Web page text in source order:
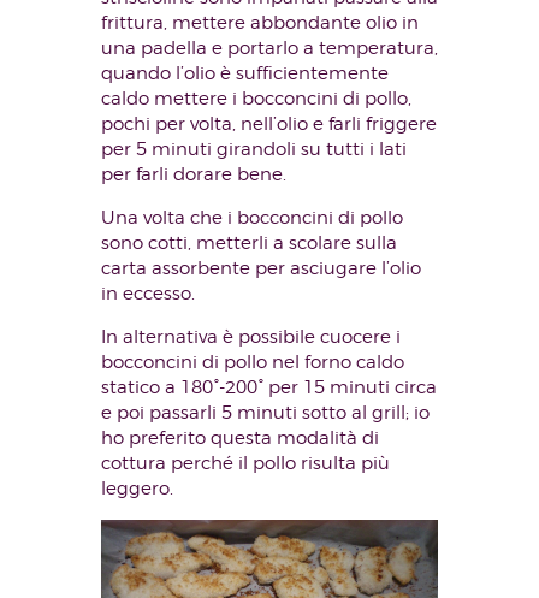
frittura, mettere abbondante olio in
una padella e portarlo a temperatura,
quando l’olio è sufficientemente
caldo mettere i bocconcini di pollo,
pochi per volta, nell’olio e farli friggere
per 5 minuti girandoli su tutti i lati
per farli dorare bene.
Una volta che i bocconcini di pollo
sono cotti, metterli a scolare sulla
carta assorbente per asciugare l’olio
in eccesso.
In alternativa è possibile cuocere i
bocconcini di pollo nel forno caldo
statico a 180°-200° per 15 minuti circa
e poi passarli 5 minuti sotto al grill; io
ho preferito questa modalità di
cottura perché il pollo risulta più
leggero.